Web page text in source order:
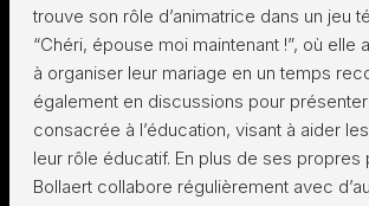
trouve son rôle d’animatrice dans un jeu
“Chéri, épouse moi maintenant !”, où elle
à organiser leur mariage en un temps
également en discussions pour
consacrée à l’éducation, visant à aider
leur rôle éducatif. En plus de ses propres
Bollaert collabore régulièrement avec